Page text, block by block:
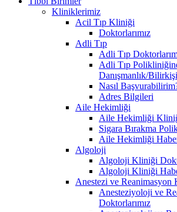
Kliniklerimiz
Acil Tıp Kliniği
Doktorlarımız
Adli Tıp
Adli Tıp
Adli Tıp
Danışmanlık/
Nasıl
Adres Bilgileri
Aile Hekimliği
Aile Hekimliği
Sigara Bırakma
Aile Hekimliği
Algoloji
Algoloji Kliniği
Algoloji Kliniği
Anestezi ve Reanimasyon
Anesteziyoloji ve
Doktorlarımız